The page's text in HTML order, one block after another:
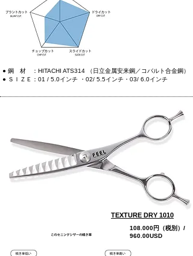
● 鋼 材 ：HITACHI ATS314 （日立金属安来鋼／コバルト合金鋼）
● ＳＩＺＥ：01 / 5.0インチ ・02/ 5.5インチ・03/ 6.0インチ
TEXTURE DRY 1010
108.000円（税別）/
960.00USD